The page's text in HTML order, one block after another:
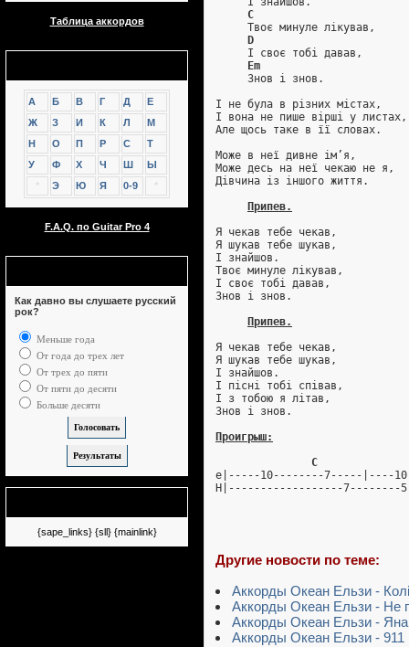
Таблица аккордов
А Б В Г Д
Е
Ж
З И К Л
М
Н
О П Р С
Т
У
Ф Х Ч Ш
Ы
Э Ю Я 0-9
F.A.Q. по Guitar Pro 4
Как давно вы слушаете русский
рок?
Меньше года
От года до трех лет
От трех до пяти
От пяти до десяти
Больше десяти
{sape_links} {sll} {mainlink}
C
     Твоє минуле лікував,
D
     І своє тобі давав,
Em
     Знов і знов.
І не була в різних містах,
І вона не пише вірші у листах,
Але щось таке в її словах.
Може в неї дивне ім’я,
Може десь на неї чекаю не я,
Дівчина із іншого життя.
Припев.
Я чекав тебе чекав,
Я шукав тебе шукав,
І знайшов.
Твоє минуле лікував,
І своє тобі давав,
Знов і знов.
Припев.
Я чекав тебе чекав,
Я шукав тебе шукав,
І знайшов.
І пісні тобі співав,
І з тобою я літав,
Знов і знов.
Проигрыш:
C
e|-----10--------7-----|----
H|------------------7--------
Другие новости по теме:
Аккорды Океан Ельзи -
Аккорды Океан Ельзи - Не
Аккорды Океан Ельзи -
Аккорды Океан Ельзи - 911